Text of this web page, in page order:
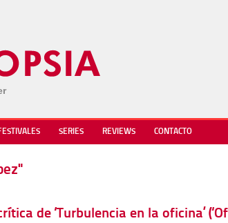
SERIES REVIEWS CONTACTO
de ‘Turbulencia en la oficina’